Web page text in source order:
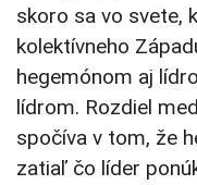
skoro sa vo svete,
kolektívneho
hegemónom aj
lídrom. Rozdiel
spočíva v tom, že
zatiaľ čo líder